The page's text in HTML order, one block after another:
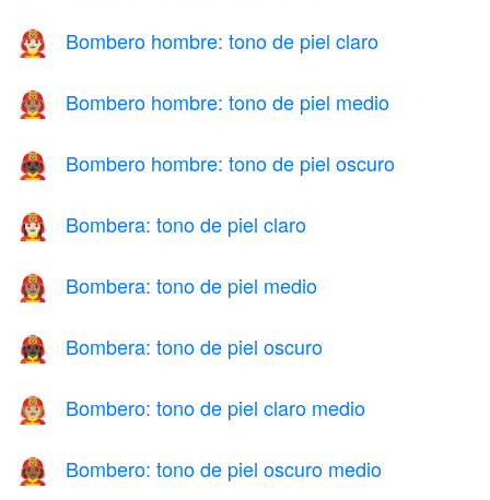
👨🏻‍🚒 Bombero hombre: tono de piel claro
👨🏽‍🚒 Bombero hombre: tono de piel medio
👨🏿‍🚒 Bombero hombre: tono de piel oscuro
👩🏻‍🚒 Bombera: tono de piel claro
👩🏽‍🚒 Bombera: tono de piel medio
👩🏿‍🚒 Bombera: tono de piel oscuro
🧑🏼‍🚒 Bombero: tono de piel claro medio
🧑🏾‍🚒 Bombero: tono de piel oscuro medio